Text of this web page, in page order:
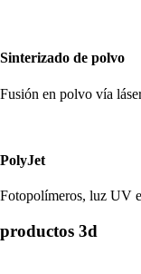
Sinterizado de polvo
Fusión en polvo vía
PolyJet
Fotopolímeros, luz UV
productos 3d